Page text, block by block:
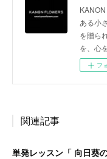
ある小
を贈ら
を、心
フ
関連記事
単発レッスン「 向日葵